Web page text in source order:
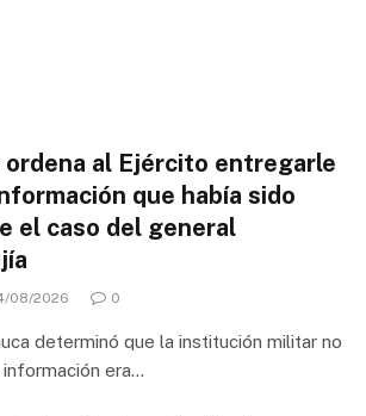
ordena al Ejército entregarle
que había sido
el caso del general
08/2026 0
determinó que la institución militar no
era…